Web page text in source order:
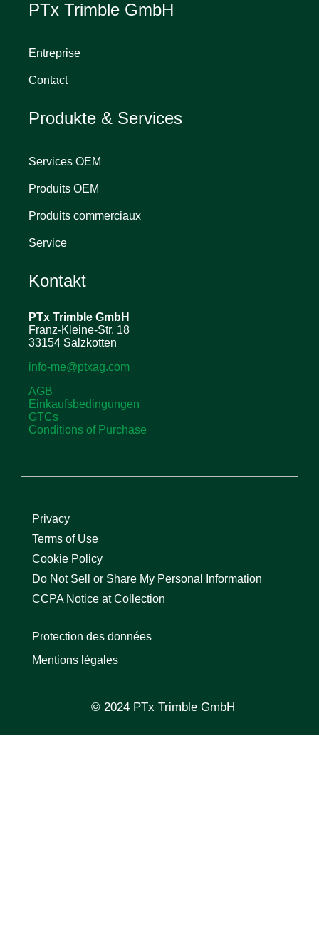
PTx Trimble GmbH
Entreprise
Contact
Produkte & Services
Services OEM
Produits OEM
Produits commerciaux
Service
Kontakt
PTx Trimble GmbH
Franz-Kleine-Str. 18
33154 Salzkotten
info-me@ptxag.com
AGB
Einkaufsbedingungen
GTCs
Conditions of Purchase
Privacy
Terms of Use
Cookie Policy
Do Not Sell or Share My Personal Information
CCPA Notice at Collection
Protection des données
Mentions légales
© 2024 PTx Trimble GmbH